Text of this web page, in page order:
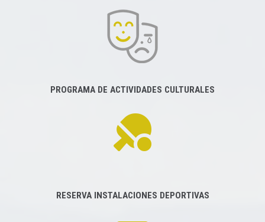
PROGRAMA DE ACTIVIDADES CULTURALES
RESERVA INSTALACIONES DEPORTIVAS